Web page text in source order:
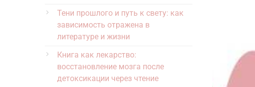
Тени прошлого и путь к свету: как
зависимость отражена в
литературе и жизни
Книга как лекарство:
восстановление мозга после
детоксикации через чтение